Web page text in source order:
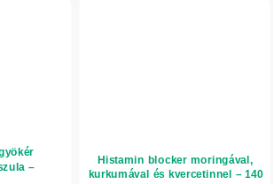
–
Histamin blocker moringával,
kurkumával és kvercetinnel – 140